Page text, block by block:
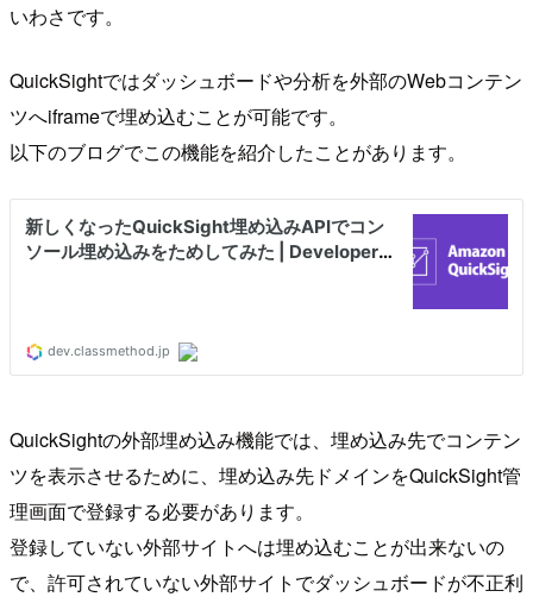
いわさです。
QuickSightではダッシュボードや分析を外部のWebコンテン
ツへiframeで埋め込むことが可能です。
以下のブログでこの機能を紹介したことがあります。
QuickSightの外部埋め込み機能では、埋め込み先でコンテン
ツを表示させるために、埋め込み先ドメインをQuickSight管
理画面で登録する必要があります。
登録していない外部サイトへは埋め込むことが出来ないの
で、許可されていない外部サイトでダッシュボードが不正利